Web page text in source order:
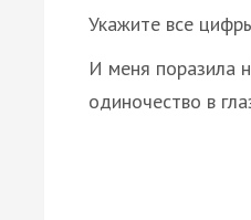
Укажите все
И меня поразила
одиночество в